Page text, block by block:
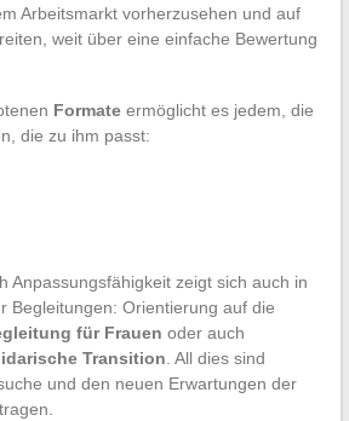
Arbeitsmarkt vorherzusehen und auf
weit über eine einfache Bewertung
Formateermöglicht es jedem, die
die zu ihm passt:
Anpassungsfähigkeit zeigt sich auch in
Begleitungen: Orientierung auf die
für Frauen oder auch
Transition . All dies sind
und den neuen Erwartungen der